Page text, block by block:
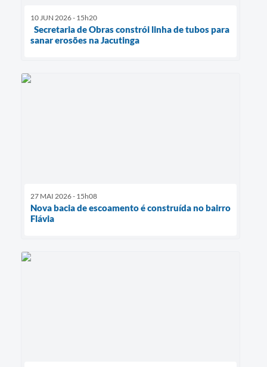
10 JUN 2026 - 15h20
Secretaria de Obras constrói linha de tubos para
sanar erosões na Jacutinga
27 MAI 2026 - 15h08
Nova bacia de escoamento é construída no bairro
Flávia